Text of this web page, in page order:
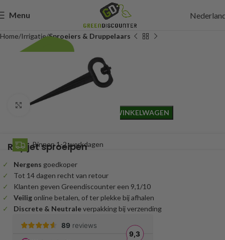
Menu
Home Irrigatie Sproeiers & Druppelaars
Click to enlarge
Ray jet sproeipen
TOEVOEGEN AAN WINKELWAGEN
Binnen 1-2 werkdagen
Nergens goedkoper
Tot 14 dagen recht van retour
Klanten geven Greendiscounter een 9,1/10
Veilig online betalen, of ter plekke bij afhalen
Discrete & Neutraleverpakking bij verzending